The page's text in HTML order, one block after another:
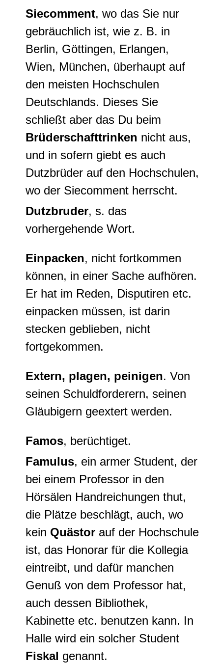
Siecomment, wo das Sie nur
gebräuchlich ist, wie z. B. in
Berlin, Göttingen, Erlangen,
Wien, München, überhaupt auf
den meisten Hochschulen
Deutschlands. Dieses Sie
schließt aber das Du beim
Brüderschafttrinken nicht aus,
und in sofern giebt es auch
Dutzbrüder auf den Hochschulen,
wo der Siecomment herrscht.
Dutzbruder, s. das
vorhergehende Wort.
Einpacken, nicht fortkommen
können, in einer Sache aufhören.
Er hat im Reden, Disputiren etc.
einpacken müssen, ist darin
stecken geblieben, nicht
fortgekommen.
Extern, plagen, peinigen. Von
seinen Schuldforderern, seinen
Gläubigern geextert werden.
Famos, berüchtiget.
Famulus, ein armer Student, der
bei einem Professor in den
Hörsälen Handreichungen thut,
die Plätze beschlägt, auch, wo
kein Quästor auf der Hochschule
ist, das Honorar für die Kollegia
eintreibt, und dafür manchen
Genuß von dem Professor hat,
auch dessen Bibliothek,
Kabinette etc. benutzen kann. In
Halle wird ein solcher Student
Fiskal genannt.